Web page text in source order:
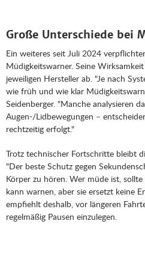
Große Unterschiede bei
Ein weiteres seit Juli 2024
Müdigkeitswarner. Seine
jeweiligen Hersteller ab. "Je nach
wie früh und wie klar
Seidenberger. "Manche analysieren
Augen-/Lidbewegungen –
rechtzeitig erfolgt."
Trotz technischer Fortschritte bleibt
"Der beste Schutz gegen
Körper zu hören. Wer müde ist,
kann warnen, aber sie ersetzt keine
empfiehlt deshalb, vor längeren
regelmäßig Pausen einzulegen.